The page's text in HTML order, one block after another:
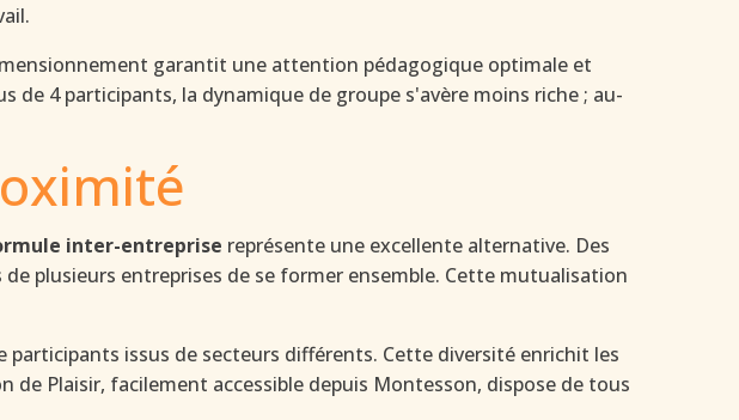
garantit une attention pédagogique optimale et
4 participants, la dynamique de groupe s'avère moins riche ; au-
inter-entreprise représente une excellente alternative. Des
plusieurs entreprises de se former ensemble. Cette mutualisation
participants issus de secteurs différents. Cette diversité enrichit les
Plaisir, facilement accessible depuis Montesson, dispose de tous